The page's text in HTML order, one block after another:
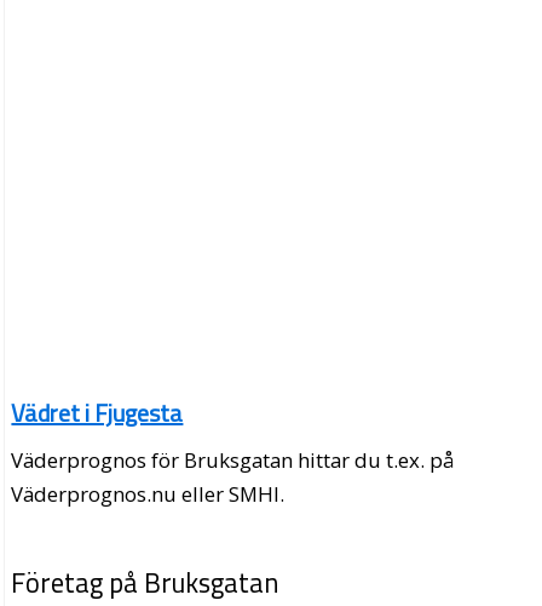
Vädret i Fjugesta
Väderprognos för Bruksgatan hittar du t.ex. på
Väderprognos.nu eller SMHI.
Företag på Bruksgatan